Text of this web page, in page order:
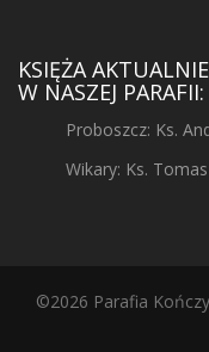
KSIĘŻA
W NASZEJ PARAFII:
Proboszcz: Ks.
Wikary: Ks.
©2026 Parafia